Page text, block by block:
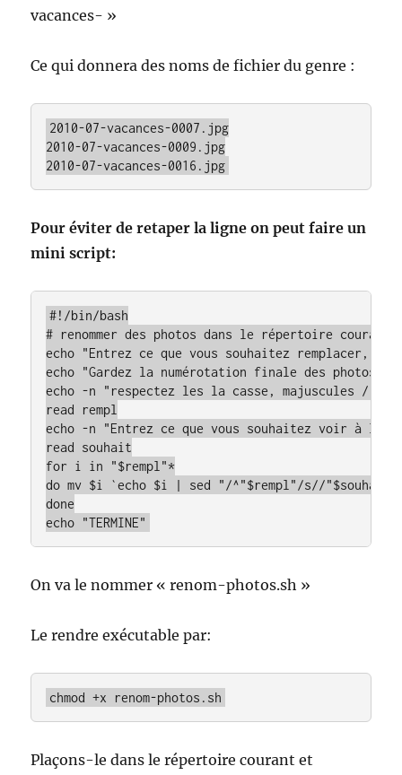
vacances- »
Ce qui donnera des noms de fichier du genre :
2010-07-vacances-0007.jpg
2010-07-vacances-0009.jpg
2010-07-vacances-0016.jpg
Pour éviter de retaper la ligne on peut faire un
mini script:
#!/bin/bash
# renommer des photos dans le répertoire courant.
echo "Entrez ce que vous souhaitez remplacer,
echo "Gardez la numérotation finale des
echo -n "respectez les la casse, majuscules /
read rempl
echo -n "Entrez ce que vous souhaitez voir à la
read souhait
for i in "$rempl"*
do mv $i `echo $i | sed "/^"$rempl"/s//
done
echo "TERMINE"
On va le nommer « renom-photos.sh »
Le rendre exécutable par:
chmod +x renom-photos.sh
Plaçons-le dans le répertoire courant et